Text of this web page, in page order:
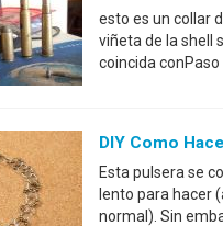
esto es un collar
viñeta de la shell
coincida
DIY Como
Esta pulsera se
lento para hacer
normal). Sin